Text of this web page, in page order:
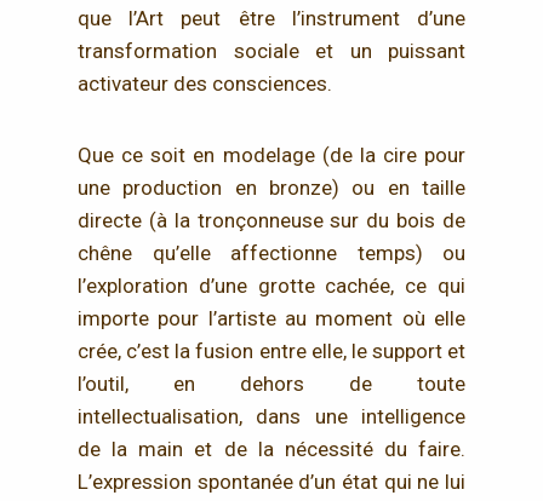
que l’Art peut être l’instrument d’une
transformation sociale et un puissant
activateur des consciences.
Que ce soit en modelage (de la cire pour
une production en bronze) ou en taille
directe (à la tronçonneuse sur du bois de
chêne qu’elle affectionne temps) ou
l’exploration d’une grotte cachée, ce qui
importe pour l’artiste au moment où elle
crée, c’est la fusion entre elle, le support et
l’outil, en dehors de toute
intellectualisation, dans une intelligence
de la main et de la nécessité du faire.
L’expression spontanée d’un état qui ne lui